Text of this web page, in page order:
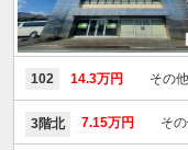
102 14.3万円 その
3階北 7.15万円 その